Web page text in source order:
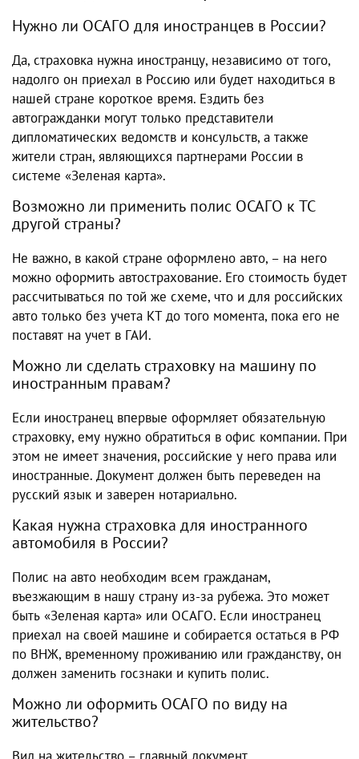
Нужно ли ОСАГО для иностранцев в России?
Да, страховка нужна иностранцу, независимо от того,
надолго он приехал в Россию или будет находиться в
нашей стране короткое время. Ездить без
автогражданки могут только представители
дипломатических ведомств и консульств, а также
жители стран, являющихся партнерами России в
системе «Зеленая карта».
Возможно ли применить полис ОСАГО к ТС
другой страны?
Не важно, в какой стране оформлено авто, – на него
можно оформить автострахование. Его стоимость будет
рассчитываться по той же схеме, что и для российских
авто только без учета КТ до того момента, пока его не
поставят на учет в ГАИ.
Можно ли сделать страховку на машину по
иностранным правам?
Если иностранец впервые оформляет обязательную
страховку, ему нужно обратиться в офис компании. При
этом не имеет значения, российские у него права или
иностранные. Документ должен быть переведен на
русский язык и заверен нотариально.
Какая нужна страховка для иностранного
автомобиля в России?
Полис на авто необходим всем гражданам,
въезжающим в нашу страну из-за рубежа. Это может
быть «Зеленая карта» или ОСАГО. Если иностранец
приехал на своей машине и собирается остаться в РФ
по ВНЖ, временному проживанию или гражданству, он
должен заменить госзнаки и купить полис.
Можно ли оформить ОСАГО по виду на
жительство?